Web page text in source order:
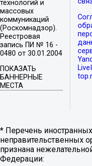
технологий и
массовых
коммуникаций
(Роскомнадзор).
Реестровая
запись ПИ № 16 -
0480 от 30.01.2004
ПОКАЗАТЬ
БАННЕРНЫЕ
МЕСТА
* Перечень
неправительственных
признана
Федерации: